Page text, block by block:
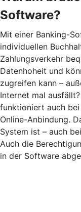
Software?
Mit einer Banking-
individuellen
Zahlungsverkehr
Datenhoheit und
zugreifen kann –
Internet mal
funktioniert auch
Online-Anbindung.
System ist – auch
Auch die
in der Software